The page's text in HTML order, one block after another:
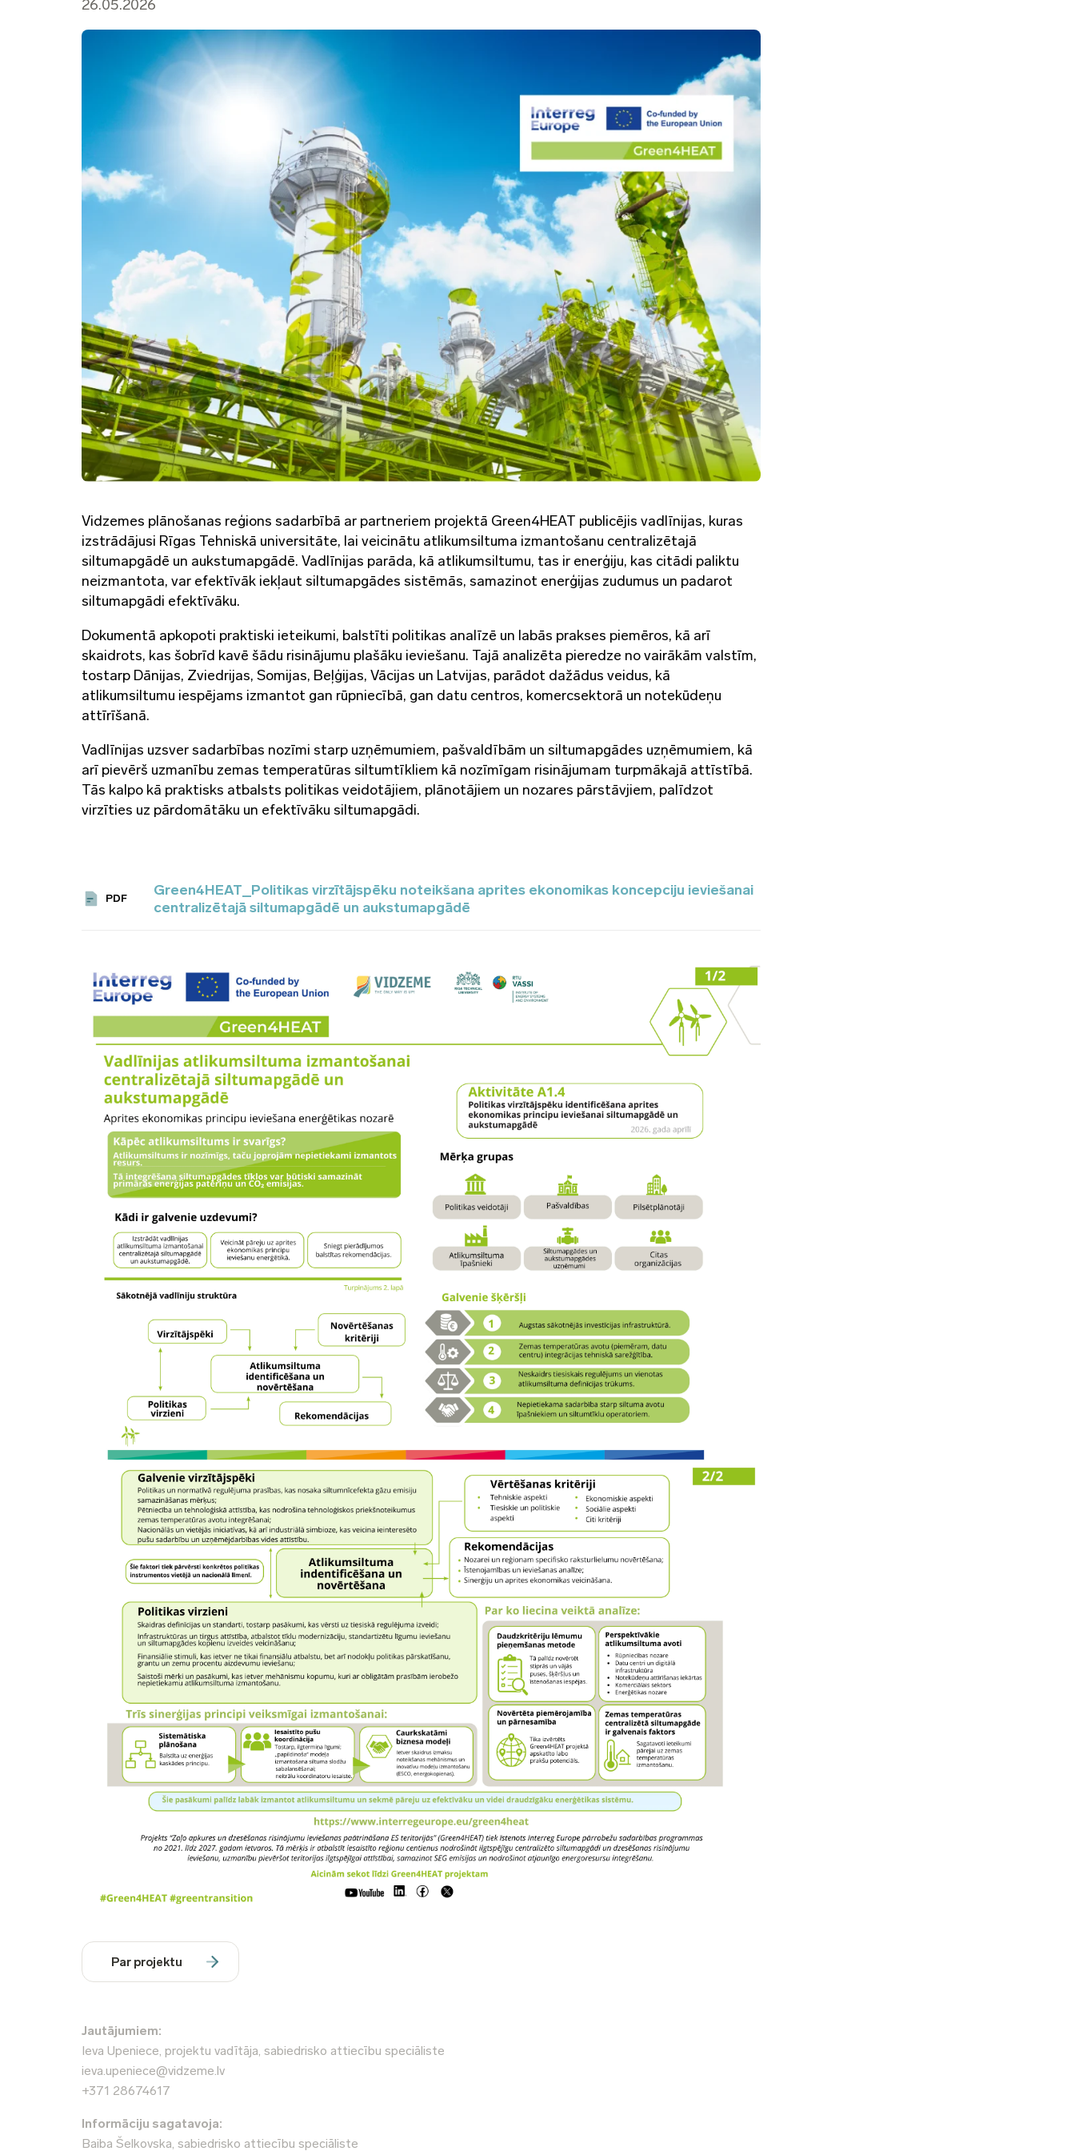
26.05.2026
Vidzemes plānošanas reģions sadarbībā ar partneriem projektā Green4HEAT publicējis vadlīnijas, kuras
izstrādājusi Rīgas Tehniskā universitāte, lai veicinātu atlikumsiltuma izmantošanu centralizētajā
siltumapgādē un aukstumapgādē. Vadlīnijas parāda, kā atlikumsiltumu, tas ir enerģiju, kas citādi paliktu
neizmantota, var efektīvāk iekļaut siltumapgādes sistēmās, samazinot enerģijas zudumus un padarot
siltumapgādi efektīvāku.
Dokumentā apkopoti praktiski ieteikumi, balstīti politikas analīzē un labās prakses piemēros, kā arī
skaidrots, kas šobrīd kavē šādu risinājumu plašāku ieviešanu. Tajā analizēta pieredze no vairākām valstīm,
tostarp Dānijas, Zviedrijas, Somijas, Beļģijas, Vācijas un Latvijas, parādot dažādus veidus, kā
atlikumsiltumu iespējams izmantot gan rūpniecībā, gan datu centros, komercsektorā un notekūdeņu
attīrīšanā.
Vadlīnijas uzsver sadarbības nozīmi starp uzņēmumiem, pašvaldībām un siltumapgādes uzņēmumiem, kā
arī pievērš uzmanību zemas temperatūras siltumtīkliem kā nozīmīgam risinājumam turpmākajā attīstībā.
Tās kalpo kā praktisks atbalsts politikas veidotājiem, plānotājiem un nozares pārstāvjiem, palīdzot
virzīties uz pārdomātāku un efektīvāku siltumapgādi.
PDF
Green4HEAT_Politikas virzītājspēku noteikšana aprites ekonomikas koncepciju ieviešanai
centralizētajā siltumapgādē un aukstumapgādē
Par projektu
Jautājumiem:
Ieva Upeniece, projektu vadītāja, sabiedrisko attiecību speciāliste
ieva.upeniece@vidzeme.lv
+371 28674617
Informāciju sagatavoja:
Baiba Šelkovska, sabiedrisko attiecību speciāliste